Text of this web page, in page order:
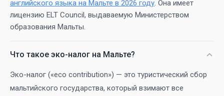
английского языка на Мальте в 2026 году. Она имеет
лицензию ELT Council, выдаваемую Министерством
образования Мальты.
Что такое эко-налог на Мальте?
Эко-налог («eco contribution») — это туристический сбор
мальтийского государства, который взимают все